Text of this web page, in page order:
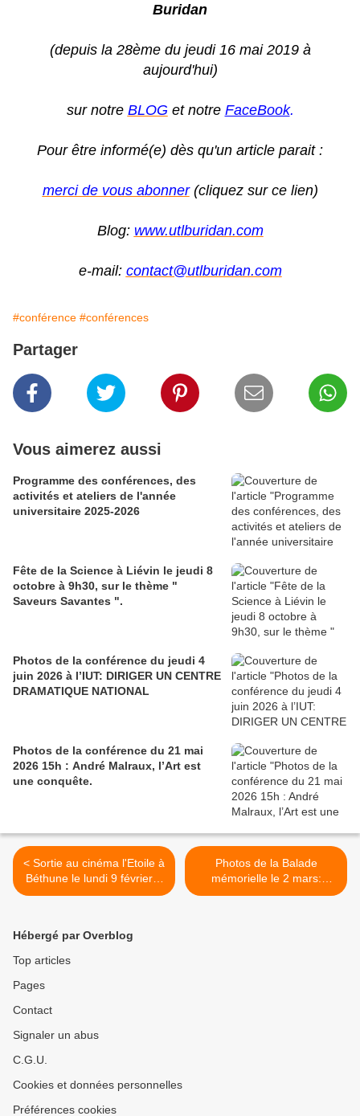
Buridan
(depuis la 28ème du jeudi 16 mai 2019 à
aujourd'hui)
sur notre BLOG et notre FaceBook.
Pour être informé(e) dès qu'un article parait :
merci de vous abonner (cliquez sur ce lien)
Blog: www.utlburidan.com
e-mail: contact@utlburidan.com
#conférence #conférences
Partager
Vous aimerez aussi
Programme des conférences, des
activités et ateliers de l'année
universitaire 2025-2026
Fête de la Science à Liévin le jeudi 8
octobre à 9h30, sur le thème "
Saveurs Savantes ".
Photos de la conférence du jeudi 4
juin 2026 à l’IUT: DIRIGER UN CENTRE
DRAMATIQUE NATIONAL
Photos de la conférence du 21 mai
2026 15h : André Malraux, l’Art est
une conquête.
< Sortie au cinéma l'Etoile à
Béthune le lundi 9 février à
14h: "GOUROU"
Photos de la Balade
mémorielle le 2 mars:
nature et patrimoine à
Hébergé par Overblog
Top articles
Pages
Contact
Signaler un abus
C.G.U.
Cookies et données personnelles
Préférences cookies